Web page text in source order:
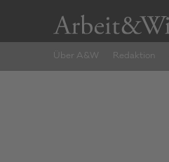
Über A&W Redaktion